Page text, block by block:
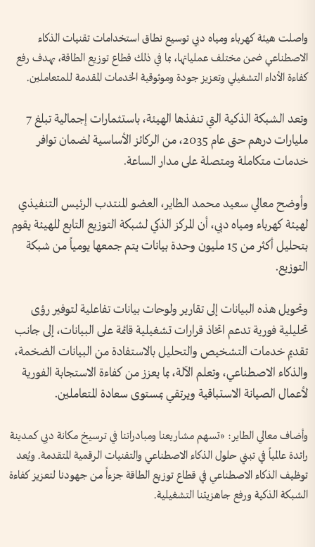
واصلت هيئة كهرباء ومياه دبي توسيع نطاق استخدامات تقنيات الذكاء
الاصطناعي ضمن مختلف عملياتها، بما في ذلك قطاع توزيع الطاقة، بهدف رفع
كفاءة الأداء التشغيلي وتعزيز جودة وموثوقية الخدمات المقدمة للمتعاملين.
وتعد الشبكة الذكية التي تنفذها الهيئة، باستثمارات إجمالية تبلغ 7
مليارات درهم حتى عام 2035، من الركائز الأساسية لضمان توافر
خدمات متكاملة ومتصلة على مدار الساعة.
وأوضح معالي سعيد محمد الطاير، العضو المنتدب الرئيس التنفيذي
لهيئة كهرباء ومياه دبي، أن المركز الذكي لشبكة التوزيع التابع للهيئة يقوم
بتحليل أكثر من 15 مليون وحدة بيانات يتم جمعها يومياً من شبكة
التوزيع.
وتحويل هذه البيانات إلى تقارير ولوحات بيانات تفاعلية لتوفير رؤى
تحليلية فورية تدعم اتخاذ قرارات تشغيلية قائمة على البيانات، إلى جانب
تقديم خدمات التشخيص والتحليل بالاستفادة من البيانات الضخمة،
والذكاء الاصطناعي، وتعلم الآلة، بما يعزز من كفاءة الاستجابة الفورية
لأعمال الصيانة الاستباقية ويرتقي بمستوى سعادة المتعاملين.
وأضاف معالي الطاير: «تسهم مشاريعنا ومبادراتنا في ترسيخ مكانة دبي كمدينة
رائدة عالمياً في تبني حلول الذكاء الاصطناعي والتقنيات الرقمية المتقدمة. ويُعد
توظيف الذكاء الاصطناعي في قطاع توزيع الطاقة جزءاً من جهودنا لتعزيز كفاءة
الشبكة الذكية ورفع جاهزيتنا التشغيلية.